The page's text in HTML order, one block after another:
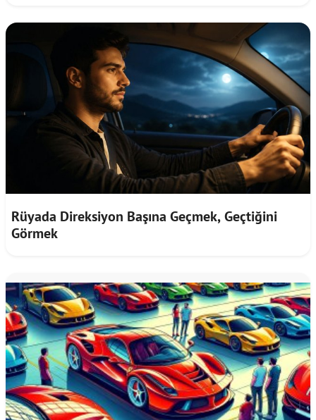
Rüyada Direksiyon Başına Geçmek, Geçtiğini
Görmek